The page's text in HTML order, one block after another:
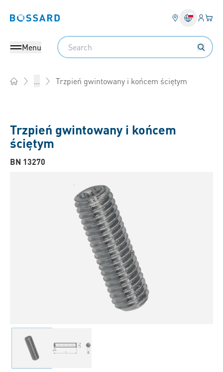
Bossard homepage Login
Menu
Search
... Trzpień gwintowany i końcem ściętym
Trzpień gwintowany i końcem
ściętym
BN 13270